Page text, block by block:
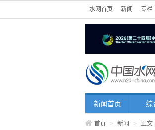
水网首页 新闻 专栏
新闻首页 综
首页 > 新闻 > 正文